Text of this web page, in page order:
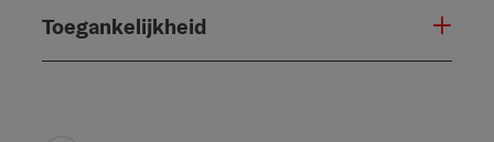
Toegankelijkheid